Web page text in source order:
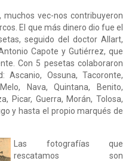
vec-nos contribuyeron
El que más dinero dio fue el
seguido del doctor Allart,
Capote y Gutiérrez, que
Con 5 pesetas colaboraron
Ascanio, Ossuna, Tacoronte,
Nava, Quintana, Benito,
Picar, Guerra, Morán, Tolosa,
y hasta el propio marqués de
Las fotografías que
rescatamos son